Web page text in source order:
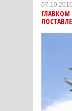
07.10.2010